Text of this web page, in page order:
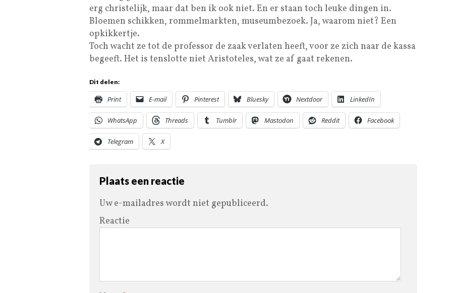
erg christelijk, maar dat ben ik ook niet. En er staan toch leuke dingen in.
Bloemen schikken, rommelmarkten, museumbezoek. Ja, waarom niet? Een
opkikkertje.
Toch wacht ze tot de professor de zaak verlaten heeft, voor ze zich naar de kassa
begeeft. Het is tenslotte niet Aristoteles, wat ze af gaat rekenen.
Dit delen:
Print E-mail Pinterest Bluesky Nextdoor LinkedIn
WhatsApp Threads Tumblr Mastodon Reddit Facebook
Telegram X
Plaats een reactie
Uw e-mailadres wordt niet gepubliceerd.
Reactie